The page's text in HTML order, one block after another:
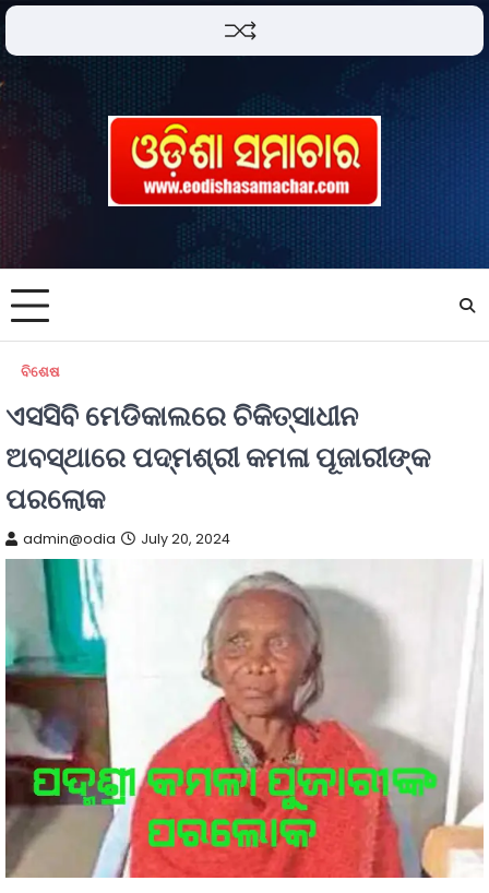
ବିଶେଷ
ଏସସିବି ମେଡିକାଲରେ ଚିକିତ୍ସାଧୀନ
ଅବସ୍ଥାରେ ପଦ୍ମଶ୍ରୀ କମଳା ପୂଜାରୀଙ୍କ
ପରଲୋକ
admin@odia July 20, 2024